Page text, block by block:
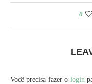
0
Você precisa fazer o login